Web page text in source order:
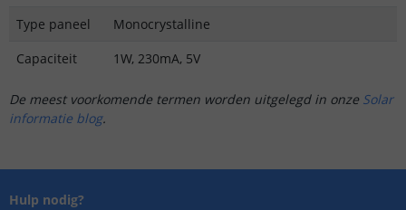
Type paneel
Monocrystalline
Capaciteit
1W, 230mA, 5V
De meest voorkomende termen worden uitgelegd in onze Solar
informatie blog.
Hulp nodig?